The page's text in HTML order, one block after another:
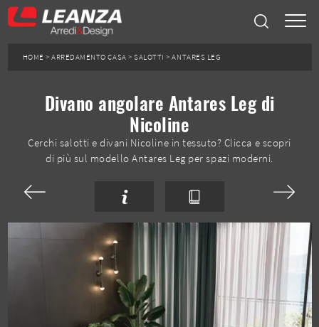
HOME >ARREDAMENTO CASA >SALOTTI >ANTARES LEG
Divano angolare Antares Leg di
Nicoline
Cerchi salotti e divani Nicoline in tessuto? Clicca e scopri
di più sul modello Antares Leg per spazi moderni.